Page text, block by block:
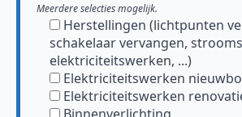
Meerdere selecties mogelijk.
Herstellingen (lichtpunten
schakelaar vervangen,
elektriciteitswerken, ...)
Elektriciteitswerken
Elektriciteitswerken
Binnenverlichting